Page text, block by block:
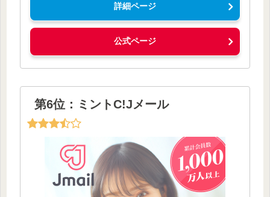
詳細ページ
公式ページ
第6位：ミントC!Jメール